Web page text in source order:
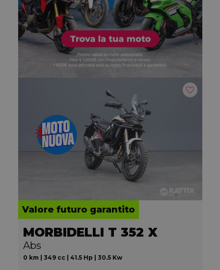
Valore futuro garantito
MORBIDELLI T 352 X
Abs
0 km | 349 cc | 41.5 Hp | 30.5 Kw